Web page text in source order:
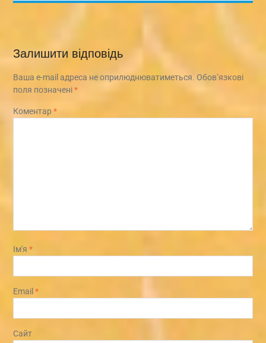
Залишити відповідь
Ваша e-mail адреса не оприлюднюватиметься. Обов’язкові
поля позначені*
Коментар*
Ім'я *
Email *
Сайт